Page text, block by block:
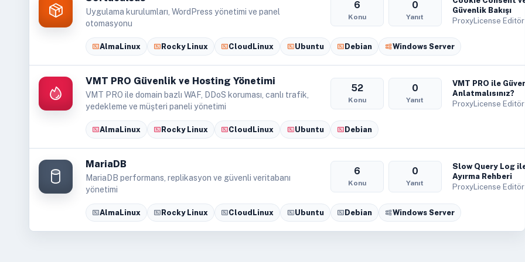
Uygulama kurulumları, WordPress yönetimi ve panel
otomasyonu
6
Konu
0
Yanıt
Güvenlik Bakışı
ProxyLicense
AlmaLinux Rocky Linux CloudLinux Ubuntu Debian Windows Server
VMT PRO Güvenlik ve Hosting Yönetimi
VMT PRO ile domain bazlı WAF, DDoS koruması, canlı trafik,
yedekleme ve müşteri paneli yönetimi
52
Konu
0
Yanıt
VMT PRO ile
Anlatmalısınız?
ProxyLicense
AlmaLinux Rocky Linux CloudLinux Ubuntu Debian
MariaDB
MariaDB performans, replikasyon ve güvenli veritabanı
yönetimi
6
Konu
0
Yanıt
Slow Query Log
Ayırma Rehberi
ProxyLicense
AlmaLinux Rocky Linux CloudLinux Ubuntu Debian Windows Server